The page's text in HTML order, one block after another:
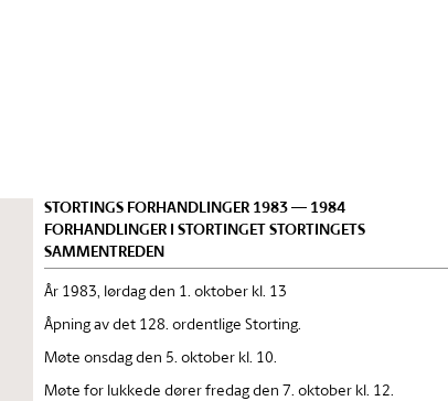
STORTINGS FORHANDLINGER 1983 — 1984
FORHANDLINGER I STORTINGET STORTINGETS
SAMMENTREDEN
År 1983, lørdag den 1. oktober kl. 13
Åpning av det 128. ordentlige Storting.
Møte onsdag den 5. oktober kl. 10.
Møte for lukkede dører fredag den 7. oktober kl. 12.